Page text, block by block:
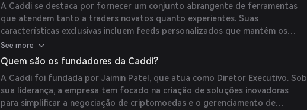
A Caddi se destaca por fornecer um conjunto abrangente de ferramentas
que atendem tanto a traders novatos quanto experientes. Suas
características exclusivas incluem feeds personalizados que mantêm os
usuários informados sobre as tendências do mercado, uma extensão de
navegador para acesso rápido às funcionalidades de negociação e
integração perfeita com múltiplas bolsas, oferecendo uma experiência
unificada para gerenciar diversos ativos cripto.
See more
Quem são os fundadores da Caddi?
A Caddi foi fundada por Jaimin Patel, que atua como Diretor Executivo. Sob
sua liderança, a empresa tem focado na criação de soluções inovadoras
para simplificar a negociação de criptomoedas e o gerenciamento de